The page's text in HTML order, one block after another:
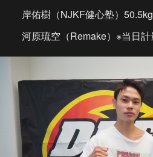
岸佑樹（NJKF健心塾）50.5kg
河原琉空（Remake）※当日計